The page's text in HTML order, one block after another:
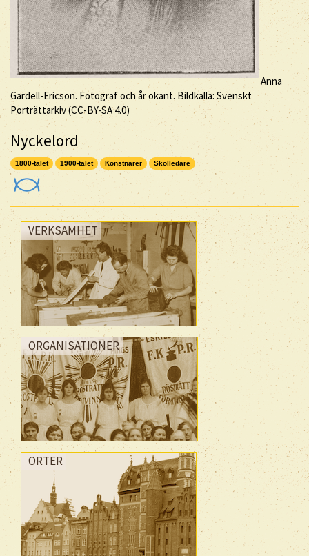
Anna
Gardell-Ericson. Fotograf och år okänt. Bildkälla: Svenskt
Porträttarkiv (CC-BY-SA4.0)
Nyckelord
1800-talet 1900-talet Konstnärer Skolledare
VERKSAMHET
ORGANISATIONER
ORTER